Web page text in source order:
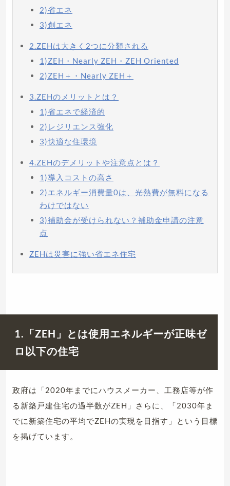
2)省エネ
3)創エネ
2.ZEHは大きく2つに分類される
1)ZEH・Nearly ZEH・ZEH Oriented
2)ZEH＋・Nearly ZEH＋
3.ZEHのメリットとは？
1)省エネで経済的
2)レジリエンス強化
3)快適な住環境
4.ZEHのデメリットや注意点とは？
1)導入コストの高さ
2)エネルギー消費量0は、光熱費が無料になる
わけではない
3)補助金が受けられない？補助金申請の注意
点
ZEHは災害に強い省エネ住宅
1.「ZEH」とは使用エネルギーが正味ゼ
ロ以下の住宅
政府は「2020年までにハウスメーカー、工務店等が作
る新築戸建住宅の過半数がZEH」さらに、「2030年ま
でに新築住宅の平均でZEHの実現を目指す」という目標
を掲げています。